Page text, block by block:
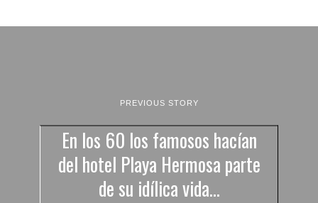
PREVIOUS STORY
En los 60 los famosos hacían
del hotel Playa Hermosa parte
de su idílica vida…